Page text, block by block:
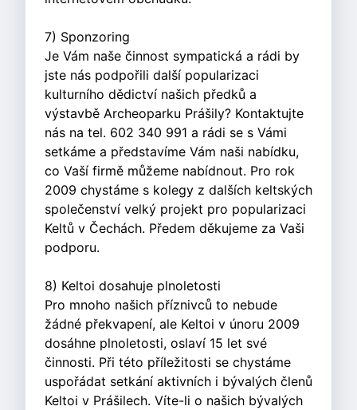
7) Sponzoring
Je Vám naše činnost sympatická a rádi by
jste nás podpořili další popularizaci
kulturního dědictví našich předků a
výstavbě Archeoparku Prášily? Kontaktujte
nás na tel. 602 340 991 a rádi se s Vámi
setkáme a představíme Vám naši nabídku,
co Vaší firmě můžeme nabídnout. Pro rok
2009 chystáme s kolegy z dalších keltských
společenství velký projekt pro popularizaci
Keltů v Čechách. Předem děkujeme za Vaši
podporu.
8) Keltoi dosahuje plnoletosti
Pro mnoho našich příznivců to nebude
žádné překvapení, ale Keltoi v únoru 2009
dosáhne plnoletosti, oslaví 15 let své
činnosti. Při této příležitosti se chystáme
uspořádat setkání aktivních i bývalých členů
Keltoi v Prášilech. Víte-li o našich bývalých